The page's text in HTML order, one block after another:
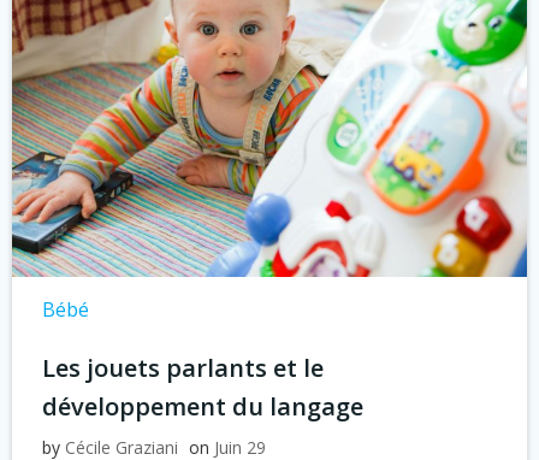
Bébé
Les jouets parlants et le
développement du langage
by Cécile Graziani on Juin 29